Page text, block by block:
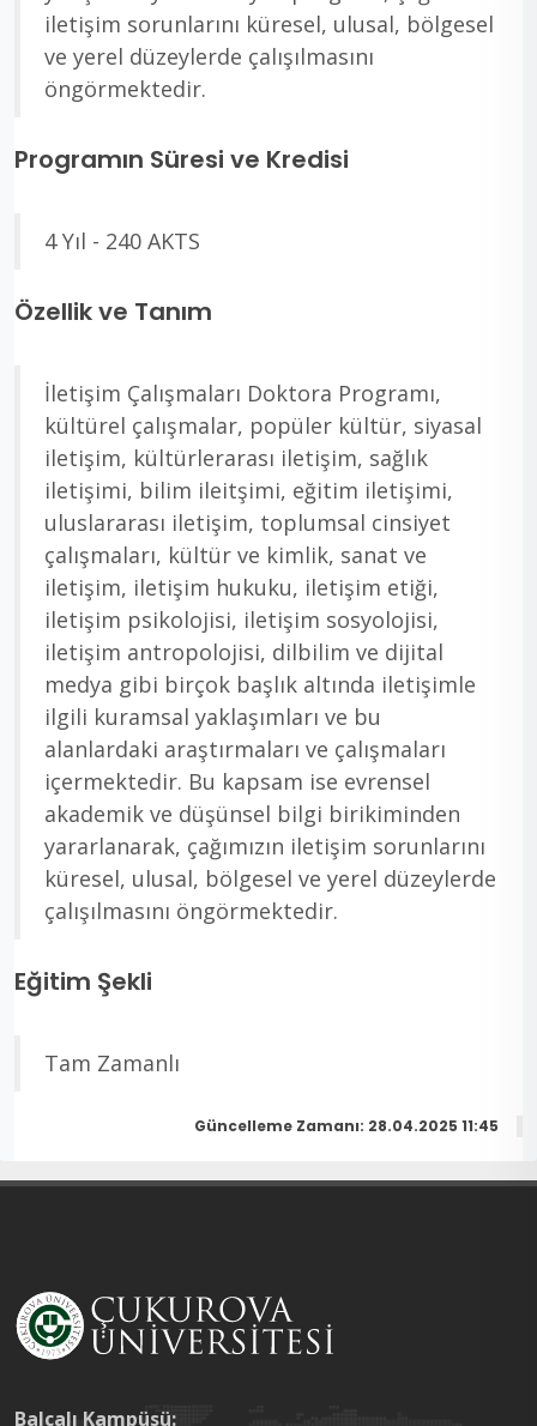
iletişim sorunlarını küresel, ulusal, bölgesel
ve yerel düzeylerde çalışılmasını
öngörmektedir.
Programın Süresi ve Kredisi
4 Yıl - 240 AKTS
Özellik ve Tanım
İletişim Çalışmaları Doktora Programı,
kültürel çalışmalar, popüler kültür, siyasal
iletişim, kültürlerarası iletişim, sağlık
iletişimi, bilim ileitşimi, eğitim iletişimi,
uluslararası iletişim, toplumsal cinsiyet
çalışmaları, kültür ve kimlik, sanat ve
iletişim, iletişim hukuku, iletişim etiği,
iletişim psikolojisi, iletişim sosyolojisi,
iletişim antropolojisi, dilbilim ve dijital
medya gibi birçok başlık altında iletişimle
ilgili kuramsal yaklaşımları ve bu
alanlardaki araştırmaları ve çalışmaları
içermektedir. Bu kapsam ise evrensel
akademik ve düşünsel bilgi birikiminden
yararlanarak, çağımızın iletişim sorunlarını
küresel, ulusal, bölgesel ve yerel düzeylerde
çalışılmasını öngörmektedir.
Eğitim Şekli
Tam Zamanlı
Güncelleme Zamanı: 28.04.2025 11:45
Balcalı Kampüsü: